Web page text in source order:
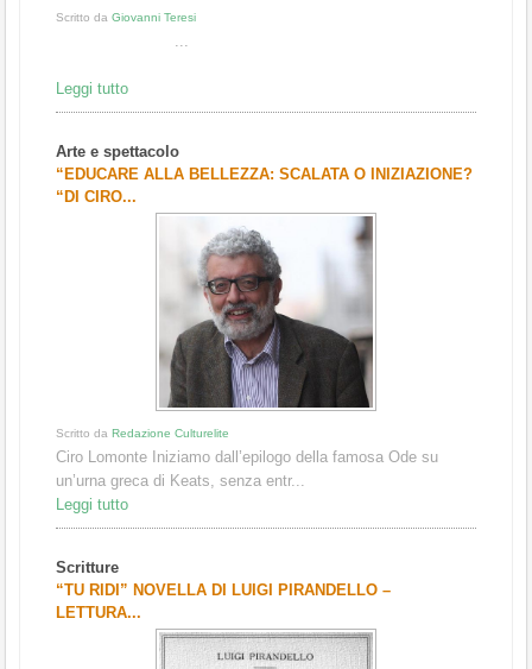
Scritto da Giovanni Teresi
...
Leggi tutto
Arte e spettacolo
“EDUCARE ALLA BELLEZZA: SCALATA O INIZIAZIONE?
“DI CIRO...
Scritto da Redazione Culturelite
Ciro Lomonte Iniziamo dall’epilogo della famosa Ode su
un’urna greca di Keats, senza entr...
Leggi tutto
Scritture
“TU RIDI” NOVELLA DI LUIGI PIRANDELLO –
LETTURA...